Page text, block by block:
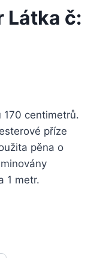
Látka č:
170 centimetrů.
příze
pěna o
1 metr.